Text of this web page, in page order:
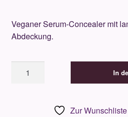
Veganer Serum-Concealer mit
Abdeckung.
Terry
In
Zur